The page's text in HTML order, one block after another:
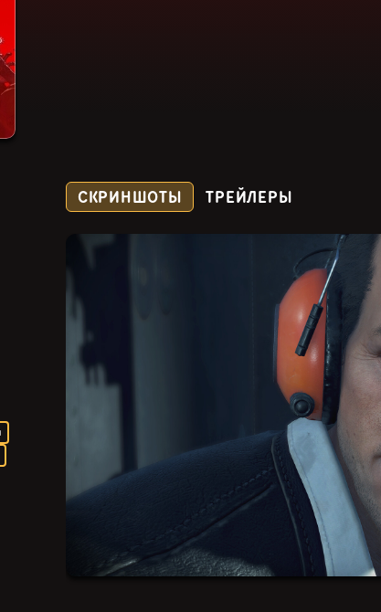
СКРИНШОТЫ ТРЕЙЛЕРЫ